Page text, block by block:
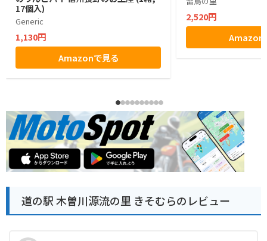
17個入)
Generic
1,130円
Amazonで見る
2,520円
Amazon
道の駅 木曽川源流の里 きそむらのレビュー